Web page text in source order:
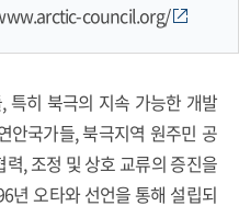
council.org/
특히 북극의 지속 가능한 개발
안국가들, 북극지역 원주민 공
, 조정 및 상호 교류의 증진을
년 오타와 선언을 통해 설립되